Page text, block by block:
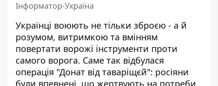
Інформатор-Україна
Українці воюють не тільки зброєю - а й
розумом, витримкою та вмінням
повертати ворожі інструменти проти
самого ворога. Саме так відбулася
операція "Донат від таваріщєй": росіяни
були впевнені, що жертвують на потреби